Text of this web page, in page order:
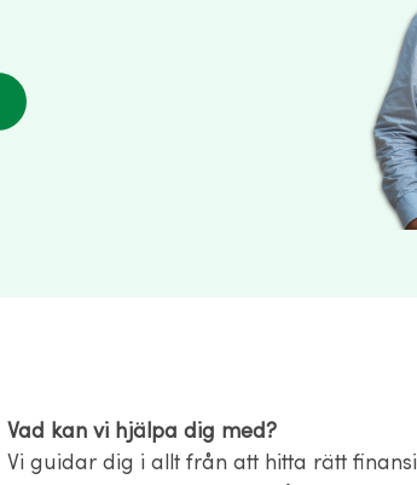
Vad kan vi hjälpa dig med?
Vi guidar dig i allt från att hitta rätt